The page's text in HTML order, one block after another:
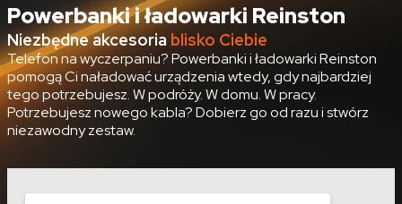
Powerbanki i ładowarki Reinston
Niezbędne akcesoria blisko Ciebie
Telefon na wyczerpaniu? Powerbanki i ładowarki Reinston
pomogą Ci naładować urządzenia wtedy, gdy najbardziej
tego potrzebujesz. W podróży. W domu. W pracy.
Potrzebujesz nowego kabla? Dobierz go od razu i stwórz
niezawodny zestaw.